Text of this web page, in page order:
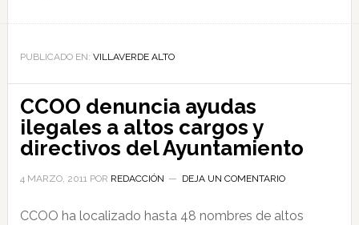
PUBLICADO EN: VILLAVERDE ALTO
CCOO denuncia ayudas
ilegales a altos cargos y
directivos del Ayuntamiento
4 MARZO, 2011POR REDACCIÓN DEJA UN COMENTARIO
CCOO ha localizado hasta 48 nombres de altos